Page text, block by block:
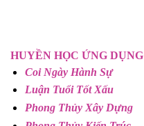
HUYỀN HỌC ỨNG DỤNG
Coi Ngày Hành Sự
Luận Tuổi Tốt Xấu
Phong Thủy Xây Dựng